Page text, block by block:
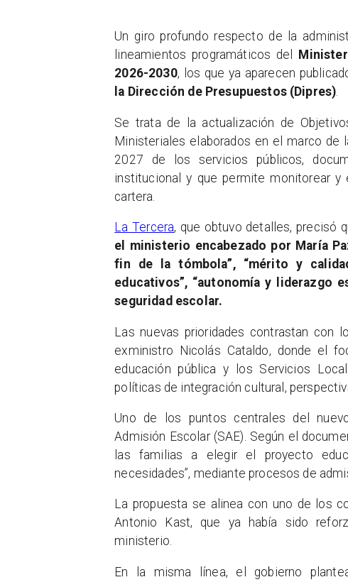
Un giro profundo respecto de la
lineamientos programáticos del
2026-2030, los que ya aparecen
la Dirección de Presupuestos (Dipres).
Se trata de la actualización de
Ministeriales elaborados en el marco de
2027 de los servicios públicos,
institucional y que permite monitorear
cartera.
La Tercera, que obtuvo detalles, precisó
el ministerio encabezado por María
fin de la tómbola”, “mérito y
educativos”, “autonomía y liderazgo
seguridad escolar.
Las nuevas prioridades contrastan con
exministro Nicolás Cataldo, donde el
educación pública y los Servicios
políticas de integración cultural,
Uno de los puntos centrales del
Admisión Escolar (SAE). Según el
las familias a elegir el proyecto
necesidades”, mediante procesos de
La propuesta se alinea con uno de los
Antonio Kast, que ya había sido
ministerio.
En la misma línea, el gobierno